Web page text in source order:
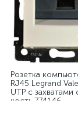
Розетка
RJ45 Legrand
UTP с захватами
кость 774146